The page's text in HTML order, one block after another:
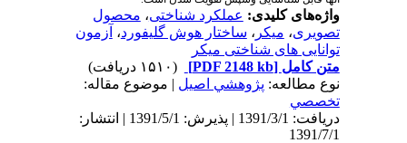
واژه‌های کلیدی:عملکرد شناختی،محصول
تصویری،میکر، ساختار هوش گلیفورد ،آزمون
توانایی های شناختی میکر
متن کامل[PDF 2148 kb]
نوع مطالعه:پژوهشي اصیل| موضوع مقاله:
تخصصي
دریافت: 1391/3/1 | پذیرش: 1391/5/1 | انتشار:
1391/7/1